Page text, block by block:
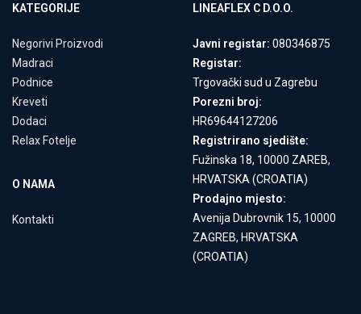
KATEGORIJE
Negorivi Proizvodi
Madraci
Podnice
Kreveti
Dodaci
Relax Fotelje
O NAMA
Kontakti
LINEAFLEX C D.O.O.
Javni registar: 080346875
Registar:
Trgovački sud u Zagrebu
Porezni broj:
HR69644127206
Registrirano sjedište:
Fužinska 18, 10000 ZAREB,
HRVATSKA (CROATIA)
Prodajno mjesto:
Avenija Dubrovnik 15, 10000
ZAGREB, HRVATSKA
(CROATIA)